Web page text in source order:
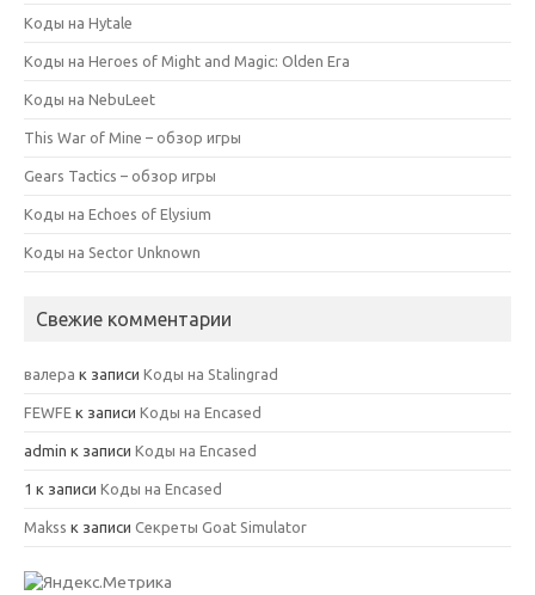
Коды на Hytale
Коды на Heroes of Might and Magic: Olden Era
Коды на NebuLeet
This War of Mine – обзор игры
Gears Tactics – обзор игры
Коды на Echoes of Elysium
Коды на Sector Unknown
Свежие комментарии
валера к записи Коды на Stalingrad
FEWFE к записи Коды на Encased
admin к записи Коды на Encased
1 к записи Коды на Encased
Makss к записи Секреты Goat Simulator